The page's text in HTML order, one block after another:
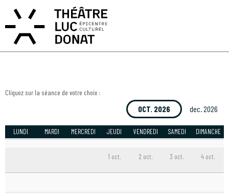
MON COMPTE
ACCÈS PRIVATIF
MARIAZ TANGAZ
Cliquez sur la séance de votre choix :
OCT. 2026 dec. 2026
LUNDI MARDI MERCREDI JEUDI VENDREDI SAMEDI DIMANCHE
1 oct. 2 oct. 3 oct. 4 oct.